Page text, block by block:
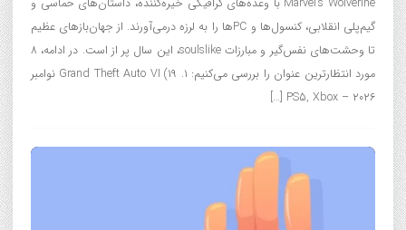
گیم‌پلی انقلابی، کنسول‌ها و PCها را به لرزه درمی‌آورند. از جهان‌بازهای عظیم
تا وحشت‌های نفس‌گیر و مبارزات soulslike، این سال پر از است. در ادامه، ۸
مورد انتظارترین عنوان را بررسی می‌کنیم: ۱. Grand Theft Auto VI (۱۹ نوامبر
۲۰۲۶ – PS5, Xbox […]